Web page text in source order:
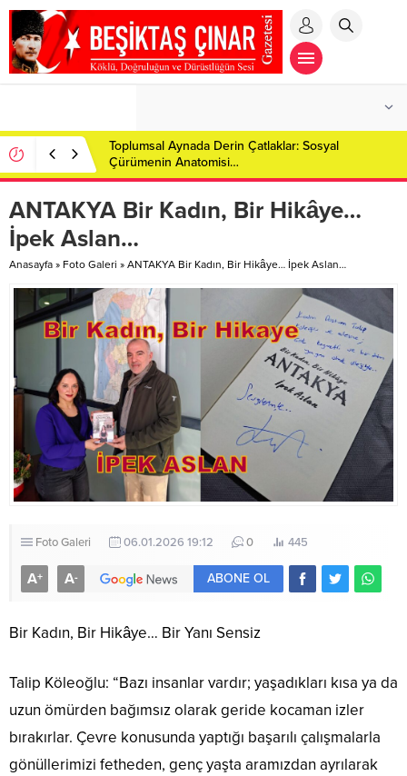
Toplumsal Aynada Derin Çatlaklar: Sosyal
Çürümenin Anatomisi…
ANTAKYA Bir Kadın, Bir Hikâye…
İpek Aslan…
Anasayfa » Foto Galeri » ANTAKYA Bir Kadın, Bir Hikâye… İpek Aslan…
Foto Galeri 06.01.2026 19:12 0 445
A+ A- ABONE OL
Bir Kadın, Bir Hikâye… Bir Yanı Sensiz
Talip Köleoğlu: “Bazı insanlar vardır; yaşadıkları kısa ya da
uzun ömürden bağımsız olarak geride kocaman izler
bırakırlar. Çevre konusunda yaptığı başarılı çalışmalarla
gönüllerimizi fetheden, genç yaşta aramızdan ayrılarak